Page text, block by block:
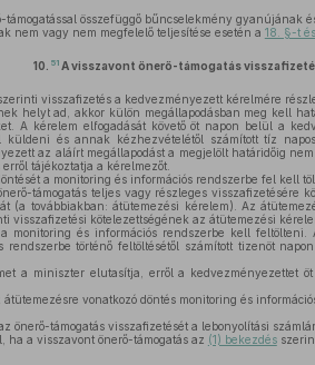
összefüggő bűncselekmény gyanújának
nem vagy nem megfelelő teljesítése esetén a 18. §-t
10. 51 A visszavont önerő-támogatás
visszafizetés a kedvezményezett kérelmére
helyt ad, akkor külön megállapodásban meg kell
A kérelem elfogadását követő öt napon belül a
küldeni és annak kézhezvételétől számított tíz
az aláírt megállapodást a megjelölt határidőig
tájékoztatja a kérelmezőt.
a monitoring és információs rendszerbe fel kell
támogatás teljes vagy részleges visszafizetésére
(a továbbiakban: átütemezési kérelem). Az
visszafizetési kötelezettségének az átütemezési
monitoring és információs rendszerbe kell
rendszerbe történő feltöltésétől számított tizenöt
a miniszter elutasítja, erről a kedvezményezettet
vonatkozó döntés monitoring és
önerő-támogatás visszafizetését a lebonyolítási
ha a visszavont önerő-támogatás az (1) bekezdés